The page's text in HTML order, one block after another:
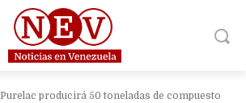
Purelac producirá 50 toneladas de compuesto